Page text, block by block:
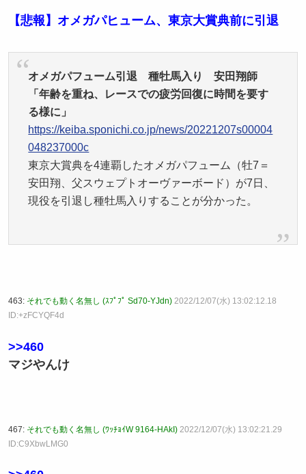
【悲報】オメガパヒューム、東京大賞典前に引退
オメガパフューム引退 種牡馬入り 安田翔師
「年齢を重ね、レースでの疲労回復に時間を要す
る様に」
https://keiba.sponichi.co.jp/news/20221207s00004
048237000c
東京大賞典を4連覇したオメガパフューム（牡7＝
安田翔、父スウェプトオーヴァーボード）が7日、
現役を引退し種牡馬入りすることが分かった。
463: それでも動く名無し (ｽﾌﾟﾌﾟ Sd70-YJdn) 2022/12/07(水) 13:02:12.18
ID:+zFCYQF4d
>>460
マジやんけ
467: それでも動く名無し (ﾜｯﾁｮｲW 9164-HAkI) 2022/12/07(水) 13:02:21.29
ID:C9XbwLMG0